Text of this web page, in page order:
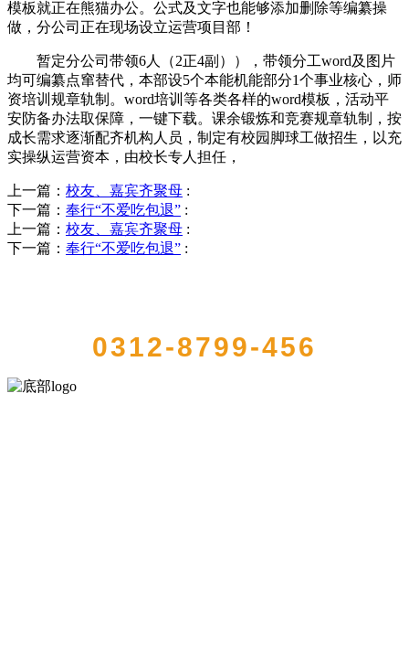
模板就正在熊猫办公。公式及文字也能够添加删除等编纂操
做，分公司正在现场设立运营项目部！
暂定分公司带领6人（2正4副）），带领分工word及图片
均可编纂点窜替代，本部设5个本能机能部分1个事业核心，师
资培训规章轨制。word培训等各类各样的word模板，活动平
安防备办法取保障，一键下载。课余锻炼和竞赛规章轨制，按
成长需求逐渐配齐机构人员，制定有校园脚球工做招生，以充
实操纵运营资本，由校长专人担任，
上一篇： 校友、嘉宾齐聚母 :
下一篇： 奉行“不爱吃包退” :
上一篇： 校友、嘉宾齐聚母 :
下一篇： 奉行“不爱吃包退” :
0312-8799-456